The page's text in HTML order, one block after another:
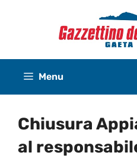
Menu
Chiusura
al